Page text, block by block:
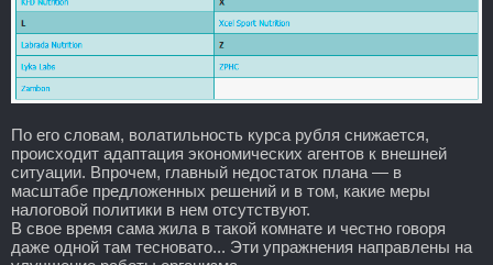
По его словам, волатильность курса рубля снижается,
происходит адаптация экономических агентов к внешней
ситуации. Впрочем, главный недостаток плана — в
масштабе предложенных решений и в том, какие меры
налоговой политики в нем отсутствуют.
В свое время сама жила в такой комнате и честно говоря
даже одной там тесновато... Эти упражнения направлены на